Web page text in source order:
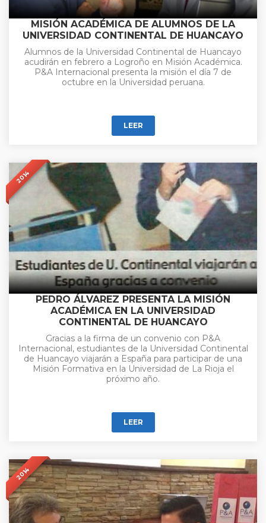
MISIÓN ACADÉMICA DE ALUMNOS DE LA
UNIVERSIDAD CONTINENTAL DE HUANCAYO
Alumnos de la Universidad Continental de Huancayo
acudirán en febrero a Logroño en Misión Académica.
P&A Internacional presenta la misión el día 7 de
octubre en la Universidad peruana.
LEER
2014
PEDRO ÁLVAREZ PRESENTA LA MISIÓN
ACADÉMICA EN LA UNIVERSIDAD
CONTINENTAL DE HUANCAYO
Gracias a la firma de un convenio con P&A
Internacional, estudiantes de la Universidad Continental
de Huancayo viajarán a España para participar de una
Misión Formativa en la Universidad de La Rioja el
próximo año.
LEER
2014